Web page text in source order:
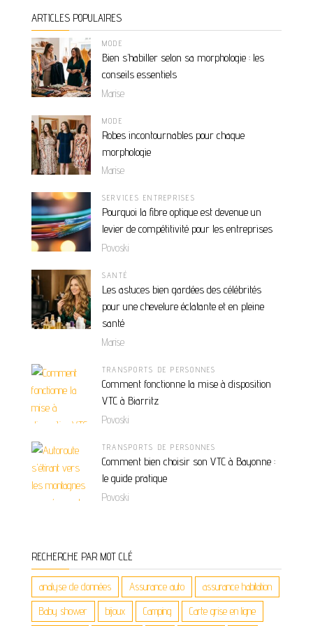
ARTICLES POPULAIRES
MODE
Bien s’habiller selon sa morphologie : les
conseils essentiels
Marise
MODE
Robes incontournables pour chaque
morphologie
Marise
SERVICES ENTREPRISES
Pourquoi la fibre optique est devenue un
levier de compétitivité pour les entreprises
Povoski
SANTÉ
Les astuces bien gardées des célébrités
pour une chevelure éclatante et en pleine
santé
Marise
TRANSPORTS DE PERSONNES
Comment fonctionne la mise à disposition
VTC à Biarritz
Povoski
TRANSPORTS DE PERSONNES
Comment bien choisir son VTC à Bayonne :
le guide pratique
Povoski
RECHERCHE PAR MOT CLÉ
analyse de données Assurance auto assurance habitation
Baby shower bijoux Camping Carte grise en ligne